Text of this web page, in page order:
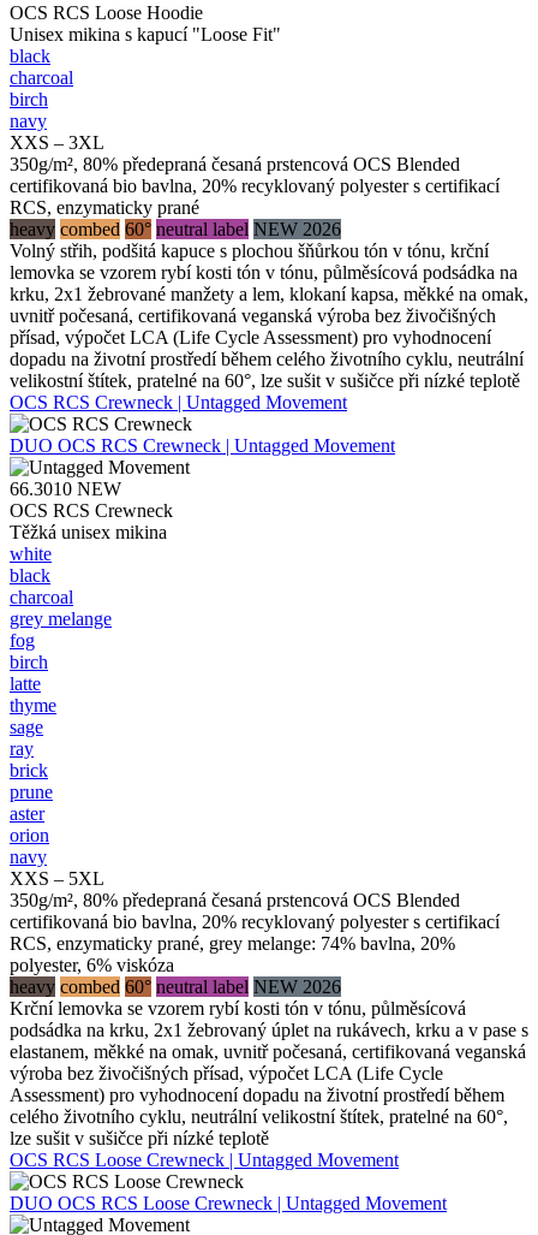
OCS RCS Loose Hoodie
Unisex mikina s kapucí "Loose Fit"
black
charcoal
birch
navy
XXS – 3XL
350g/m², 80% předepraná česaná prstencová OCS Blended
certifikovaná bio bavlna, 20% recyklovaný polyester s certifikací
RCS, enzymaticky prané
heavy combed 60° neutral label NEW 2026
Volný střih, podšitá kapuce s plochou šňůrkou tón v tónu, krční
lemovka se vzorem rybí kosti tón v tónu, půlměsícová podsádka na
krku, 2x1 žebrované manžety a lem, klokaní kapsa, měkké na omak,
uvnitř počesaná, certifikovaná veganská výroba bez živočišných
přísad, výpočet LCA (Life Cycle Assessment) pro vyhodnocení
dopadu na životní prostředí během celého životního cyklu, neutrální
velikostní štítek, pratelné na 60°, lze sušit v sušičce při nízké teplotě
OCS RCS Crewneck | Untagged Movement
DUO OCS RCS Crewneck | Untagged Movement
66.3010 NEW
OCS RCS Crewneck
Těžká unisex mikina
white
black
charcoal
grey melange
fog
birch
latte
thyme
sage
ray
brick
prune
aster
orion
navy
XXS – 5XL
350g/m², 80% předepraná česaná prstencová OCS Blended
certifikovaná bio bavlna, 20% recyklovaný polyester s certifikací
RCS, enzymaticky prané, grey melange: 74% bavlna, 20%
polyester, 6% viskóza
heavy combed 60° neutral label NEW 2026
Krční lemovka se vzorem rybí kosti tón v tónu, půlměsícová
podsádka na krku, 2x1 žebrovaný úplet na rukávech, krku a v pase s
elastanem, měkké na omak, uvnitř počesaná, certifikovaná veganská
výroba bez živočišných přísad, výpočet LCA (Life Cycle
Assessment) pro vyhodnocení dopadu na životní prostředí během
celého životního cyklu, neutrální velikostní štítek, pratelné na 60°,
lze sušit v sušičce při nízké teplotě
OCS RCS Loose Crewneck | Untagged Movement
DUO OCS RCS Loose Crewneck | Untagged Movement